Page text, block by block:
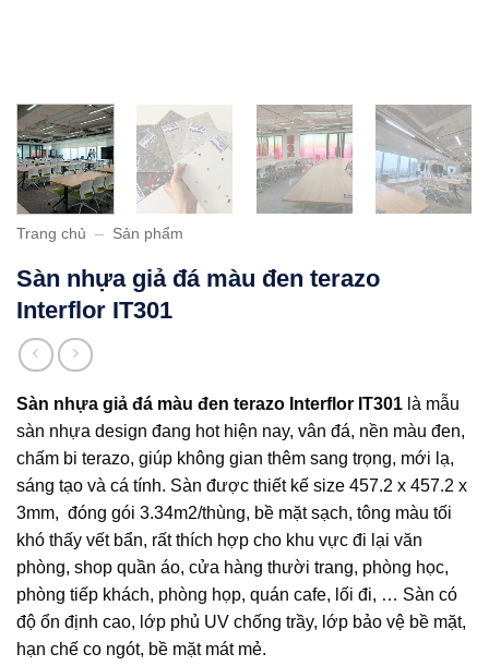
Trang chủ – Sản phẩm
Sàn nhựa giả đá màu đen terazo
Interflor IT301
Sàn nhựa giả đá màu đen terazo Interflor IT301 là mẫu
sàn nhựa design đang hot hiện nay, vân đá, nền màu đen,
chấm bi terazo, giúp không gian thêm sang trọng, mới lạ,
sáng tạo và cá tính. Sàn được thiết kế size 457.2 x 457.2 x
3mm, đóng gói 3.34m2/thùng, bề mặt sạch, tông màu tối
khó thấy vết bẩn, rất thích hợp cho khu vực đi lại văn
phòng, shop quần áo, cửa hàng thười trang, phòng học,
phòng tiếp khách, phòng họp, quán cafe, lối đi, … Sàn có
độ ổn định cao, lớp phủ UV chống trầy, lớp bảo vệ bề mặt,
hạn chế co ngót, bề mặt mát mẻ.